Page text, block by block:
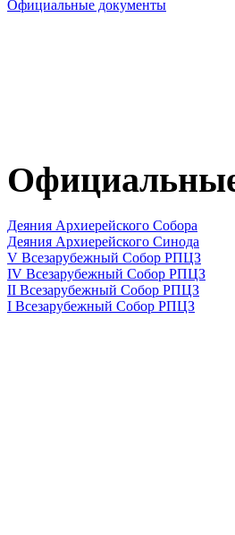
Официальные документы
Деяния Архиерейского Собора
Деяния Архиерейского Синода
V Всезарубежный Собор РПЦЗ
IV Всезарубежный Собор РПЦЗ
II Всезарубежный Собор РПЦЗ
I Всезарубежный Собор РПЦЗ